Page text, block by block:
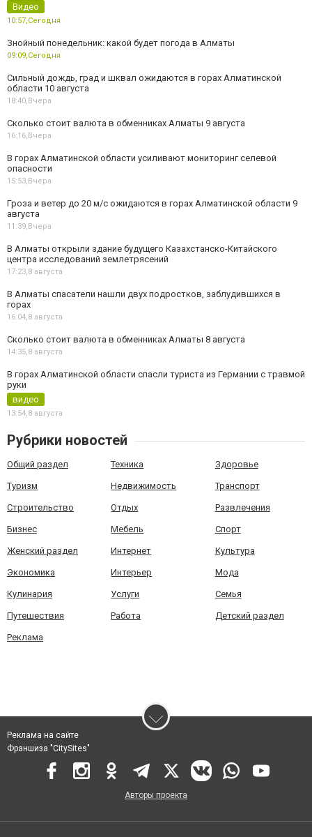
Видео
10:57,Сегодня
Знойный понедельник: какой будет погода в Алматы
09:09,Сегодня
Сильный дождь, град и шквал ожидаются в горах Алматинской
области 10 августа
18:40,Вчера
Сколько стоит валюта в обменниках Алматы 9 августа
16:16,Вчера
В горах Алматинской области усиливают мониторинг селевой
опасности
15:53,Вчера
Гроза и ветер до 20 м/с ожидаются в горах Алматинской области 9
августа
11:39,Вчера
В Алматы открыли здание будущего Казахстанско-Китайского
центра исследований землетрясений
17:23,8 августа
В Алматы спасатели нашли двух подростков, заблудившихся в
горах
16:04,8 августа
Сколько стоит валюта в обменниках Алматы 8 августа
14:35,8 августа
В горах Алматинской области спасли туриста из Германии с травмой
руки
видео
13:54,8 августа
Рубрики новостей
Общий раздел Техника Здоровье
Туризм Недвижимость Транспорт
Строительство Отдых Развлечения
Бизнес Мебель Спорт
Женский раздел Интернет Культура
Экономика Интерьер Мода
Кулинария Услуги Семья
Путешествия Работа Детский раздел
Реклама
Реклама на сайте
Франшиза "CitySites"
Авторы проекта